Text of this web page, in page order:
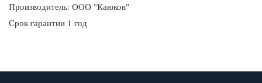
Производитель: ООО "Каюков"
Срок гарантии 1 год